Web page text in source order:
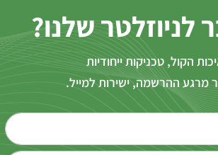
שלנו?
הקול, טכניקות ייחודיות
מרגע ההרשמה, ישירות למייל.